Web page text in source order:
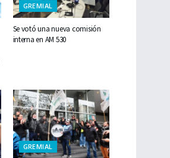
GREMIAL
Se votó una nueva comisión
interna en AM 530
GREMIAL